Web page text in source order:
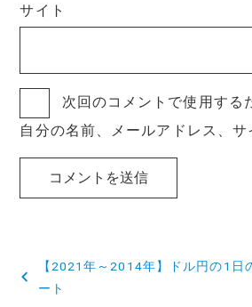
サイト
次回のコメントで使用する
自分の名前、メールアドレス、サ
稿
【2021年～2014年】ドル円の1日
ート